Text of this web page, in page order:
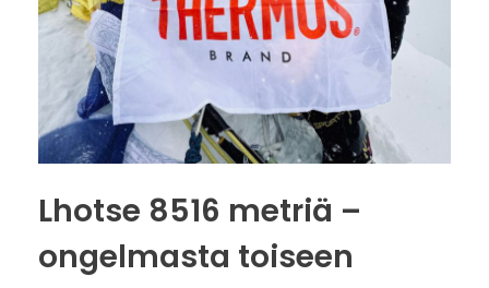
Lhotse 8516 metriä –
ongelmasta toiseen